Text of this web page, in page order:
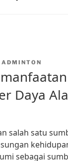
ADMINTON
Daya
salah satu
sebagai